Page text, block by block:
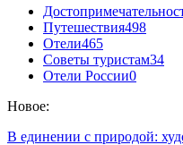
Путешествия498
Отели465
Советы туристам34
Отели России0
Новое:
В единении с природой: